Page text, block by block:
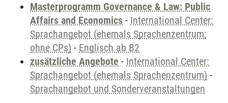
Masterprogramm Governance & Law: Public
Affairs and Economics - International Center:
Sprachangebot (ehemals Sprachenzentrum;
ohne CPs) - Englisch ab B2
zusätzliche Angebote - International Center:
Sprachangebot (ehemals Sprachenzentrum) -
Sprachangebot und Sonderveranstaltungen